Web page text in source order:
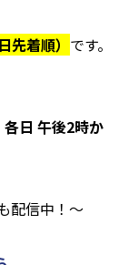
先着順） です。
日 午後2時か
配信中！～